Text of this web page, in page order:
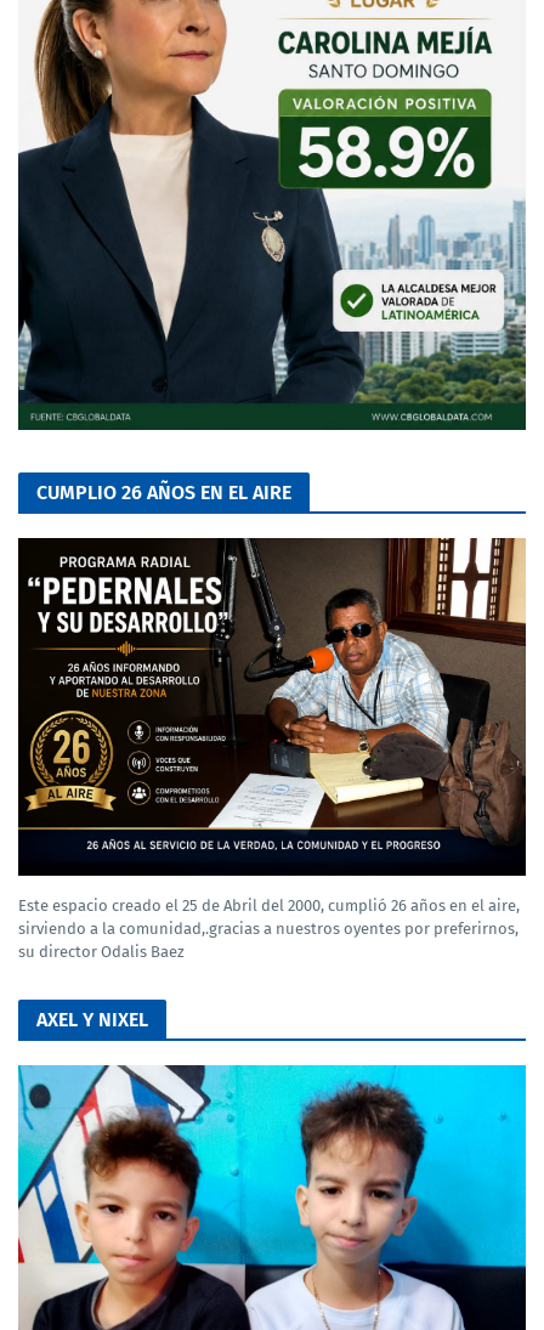
CUMPLIO 26 AÑOS EN EL AIRE
Este espacio creado el 25 de Abril del 2000, cumplió 26 años en el aire,
sirviendo a la comunidad,.gracias a nuestros oyentes por preferirnos,
su director Odalis Baez
AXEL Y NIXEL